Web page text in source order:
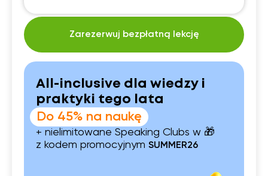
Zarezerwuj bezpłatną lekcję
All-inclusive dla wiedzy i
praktyki tego lata
Do 45% na naukę
+ nielimitowane Speaking Clubs w 🎁
z kodem promocyjnym SUMMER26